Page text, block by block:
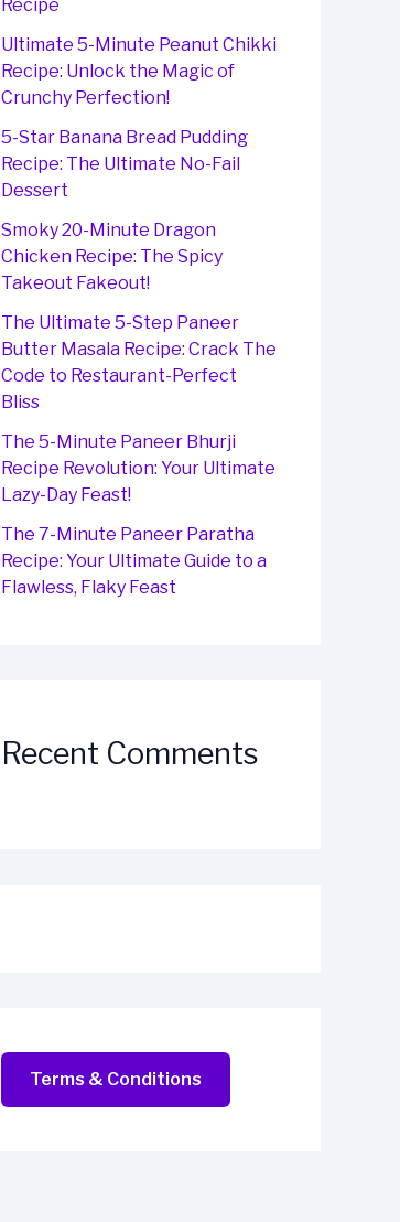
Recipe
Ultimate 5-Minute Peanut Chikki
Recipe: Unlock the Magic of
Crunchy Perfection!
5-Star Banana Bread Pudding
Recipe: The Ultimate No-Fail
Dessert
Smoky 20-Minute Dragon
Chicken Recipe: The Spicy
Takeout Fakeout!
The Ultimate 5-Step Paneer
Butter Masala Recipe: Crack The
Code to Restaurant-Perfect
Bliss
The 5-Minute Paneer Bhurji
Recipe Revolution: Your Ultimate
Lazy-Day Feast!
The 7-Minute Paneer Paratha
Recipe: Your Ultimate Guide to a
Flawless, Flaky Feast
Recent Comments
Terms & Conditions